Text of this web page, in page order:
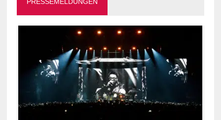
PRESSEMELDUNGEN